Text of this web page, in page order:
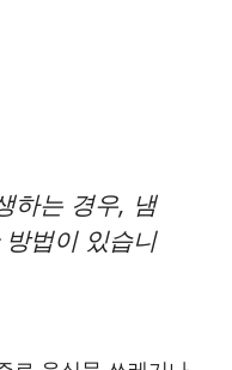
하는 경우, 냄
법이 있습니